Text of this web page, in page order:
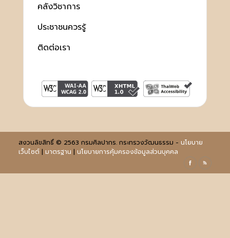
คลังวิชาการ
ประชาชนควรรู้
ติดต่อเรา
สงวนลิขสิทธิ์ © 2563 กรมศิลปากร. กระทรวงวัฒนธรรม - นโยบาย
เว็บไซต์| มาตรฐาน | นโยบายการคุ้มครองข้อมูลส่วนบุคคล